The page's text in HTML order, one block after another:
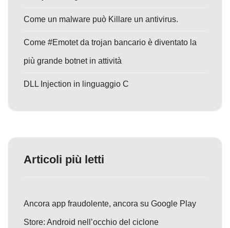
Come un malware può Killare un antivirus.
Come #Emotet da trojan bancario è diventato la
più grande botnet in attività
DLL Injection in linguaggio C
Articoli più letti
Ancora app fraudolente, ancora su Google Play
Store: Android nell’occhio del ciclone